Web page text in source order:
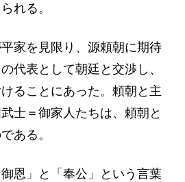
れる。
家を見限り、源頼朝に期待
代表として朝廷と交渉し、
ることにあった。頼朝と主
士＝御家人たちは、頼朝と
ある。
恩」と「奉公」という言葉